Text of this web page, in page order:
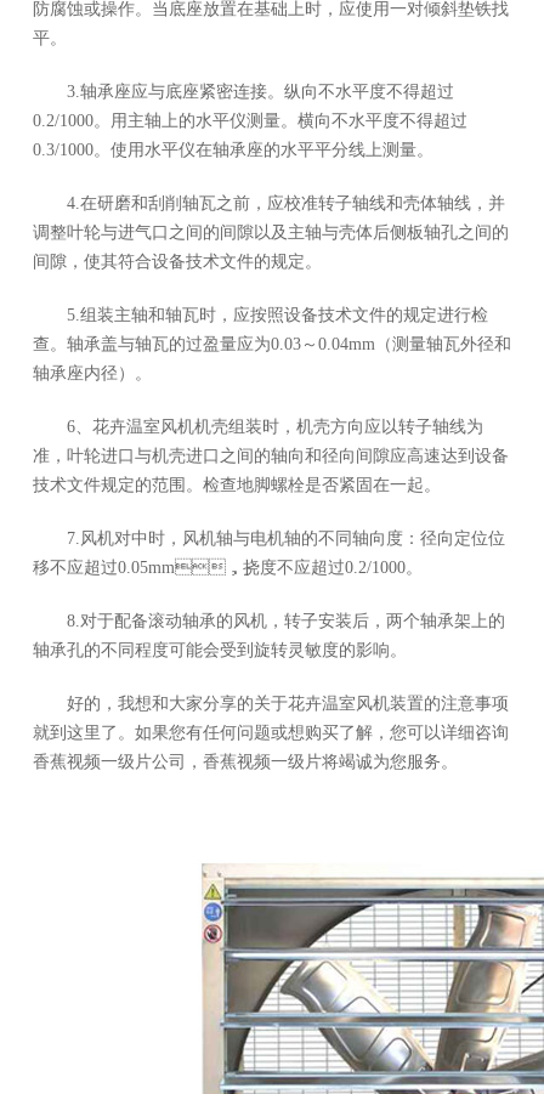
防腐蚀或操作。当底座放置在基础上时，应使用一对倾斜垫铁找
平。
3.轴承座应与底座紧密连接。纵向不水平度不得超过
0.2/1000。用主轴上的水平仪测量。横向不水平度不得超过
0.3/1000。使用水平仪在轴承座的水平平分线上测量。
4.在研磨和刮削轴瓦之前，应校准转子轴线和壳体轴线，并
调整叶轮与进气口之间的间隙以及主轴与壳体后侧板轴孔之间的
间隙，使其符合设备技术文件的规定。
5.组装主轴和轴瓦时，应按照设备技术文件的规定进行检
查。轴承盖与轴瓦的过盈量应为0.03～0.04mm（测量轴瓦外径和
轴承座内径）。
6、花卉温室风机机壳组装时，机壳方向应以转子轴线为
准，叶轮进口与机壳进口之间的轴向和径向间隙应高速达到设备
技术文件规定的范围。检查地脚螺栓是否紧固在一起。
7.风机对中时，风机轴与电机轴的不同轴向度：径向定位位
移不应超过0.05mm，挠度不应超过0.2/1000。
8.对于配备滚动轴承的风机，转子安装后，两个轴承架上的
轴承孔的不同程度可能会受到旋转灵敏度的影响。
好的，我想和大家分享的关于花卉温室风机装置的注意事项
就到这里了。如果您有任何问题或想购买了解，您可以详细咨询
香蕉视频一级片公司，香蕉视频一级片将竭诚为您服务。